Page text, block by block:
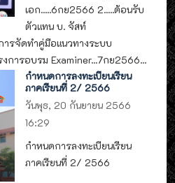
เอก.....6กย2566 2.....ต้อนรับ
ตัวแทน บ. จัสท์
ารจัดทำคู่มือแนวทางระบบ
การอบรม Examiner...7กย2566...
กำหนดการลงทะเบียนเรียน
ภาคเรียนที่ 2/ 2566
วันพุธ, 20 กันยายน 2566
16:29
กำหนดการลงทะเบียนเรียน
ภาคเรียนที่ 2/ 2566